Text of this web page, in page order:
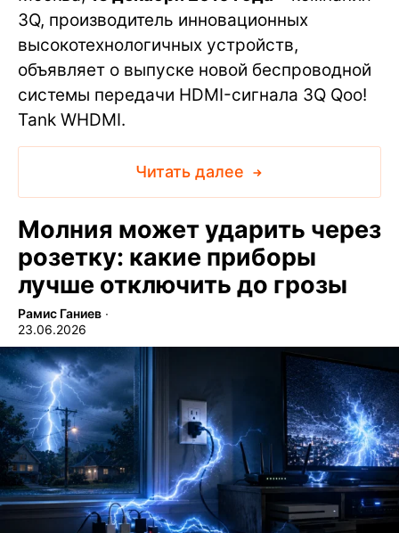
3Q, производитель инновационных
высокотехнологичных устройств,
объявляет о выпуске новой беспроводной
системы передачи HDMI-сигнала 3Q Qoo!
Tank WHDMI.
Читать далее
Молния может ударить через
розетку: какие приборы
лучше отключить до грозы
Рамис Ганиев ∙
23.06.2026